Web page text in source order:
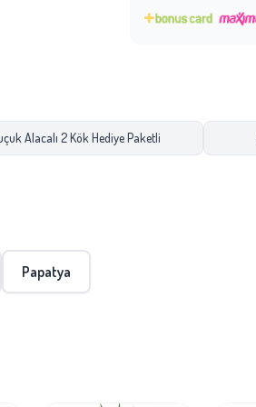
Alacalı 2 Kök Hediye Paketli
Papatya